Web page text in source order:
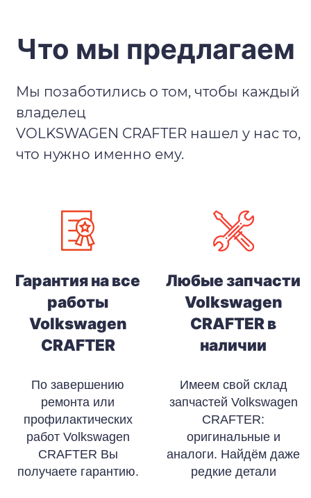
Что мы предлагаем
Мы позаботились о том, чтобы каждый
владелец
VOLKSWAGEN CRAFTER нашел у нас то,
что нужно именно ему.
Гарантия на все
работы
Volkswagen
CRAFTER
По завершению
ремонта или
профилактических
работ Volkswagen
CRAFTER Вы
получаете гарантию.
Любые запчасти
Volkswagen
CRAFTER в
наличии
Имеем свой склад
запчастей Volkswagen
CRAFTER:
оригинальные и
аналоги. Найдём даже
редкие детали